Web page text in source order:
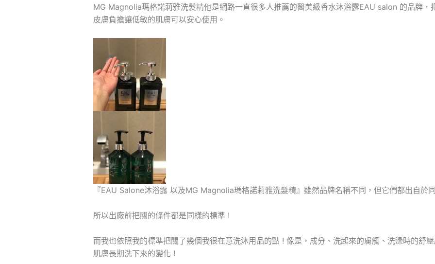
MG Magnolia瑪格諾莉雅洗髮精他是網路一直很多人推薦的醫美級香水沐浴露EAU salon 的品牌，
皮膚負擔讓低敏的肌膚可以安心使用。
『EAU Salone沐浴露 以及MG Magnolia瑪格諾莉雅洗髮精』雖然品牌名稱不同，但它們都出自於
所以出廠前把關的條件都是同樣的標準 !
而我也依照我的標準把關了幾個我很在意洗沐用品的點 ! 像是，成分、洗起來的膚觸、洗澡時的舒
肌膚長期洗下來的變化 !